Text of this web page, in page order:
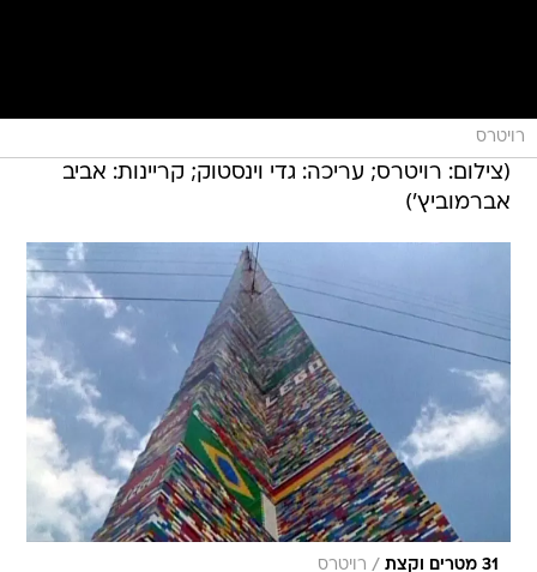
רויטרס
(צילום: רויטרס; עריכה: גדי וינסטוק; קריינות: אביב
אברמוביץ')
31 מטרים וקצת / רויטרס